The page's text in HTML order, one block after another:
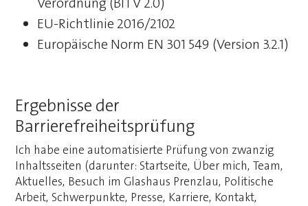
EU-Richtlinie 2016/2102
Europäische Norm EN 301 549 (Version 3.2.1)
Ergebnisse der
Barrierefreiheitsprüfung
Ich habe eine automatisierte Prüfung von zwanzig
Inhaltsseiten (darunter: Startseite, Über mich, Team,
Aktuelles, Besuch im Glashaus Prenzlau, Politische
Arbeit, Schwerpunkte, Presse, Karriere, Kontakt,